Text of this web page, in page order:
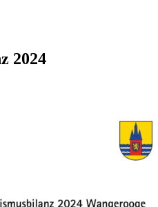
2024